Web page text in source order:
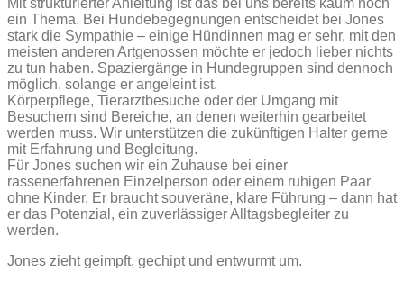
ein Thema. Bei Hundebegegnungen entscheidet bei Jones
stark die Sympathie – einige Hündinnen mag er sehr, mit den
meisten anderen Artgenossen möchte er jedoch lieber nichts
zu tun haben. Spaziergänge in Hundegruppen sind dennoch
möglich, solange er angeleint ist.
Körperpflege, Tierarztbesuche oder der Umgang mit
Besuchern sind Bereiche, an denen weiterhin gearbeitet
werden muss. Wir unterstützen die zukünftigen Halter gerne
mit Erfahrung und Begleitung.
Für Jones suchen wir ein Zuhause bei einer
rassenerfahrenen Einzelperson oder einem ruhigen Paar
ohne Kinder. Er braucht souveräne, klare Führung – dann hat
er das Potenzial, ein zuverlässiger Alltagsbegleiter zu
werden.
Jones zieht geimpft, gechipt und entwurmt um.